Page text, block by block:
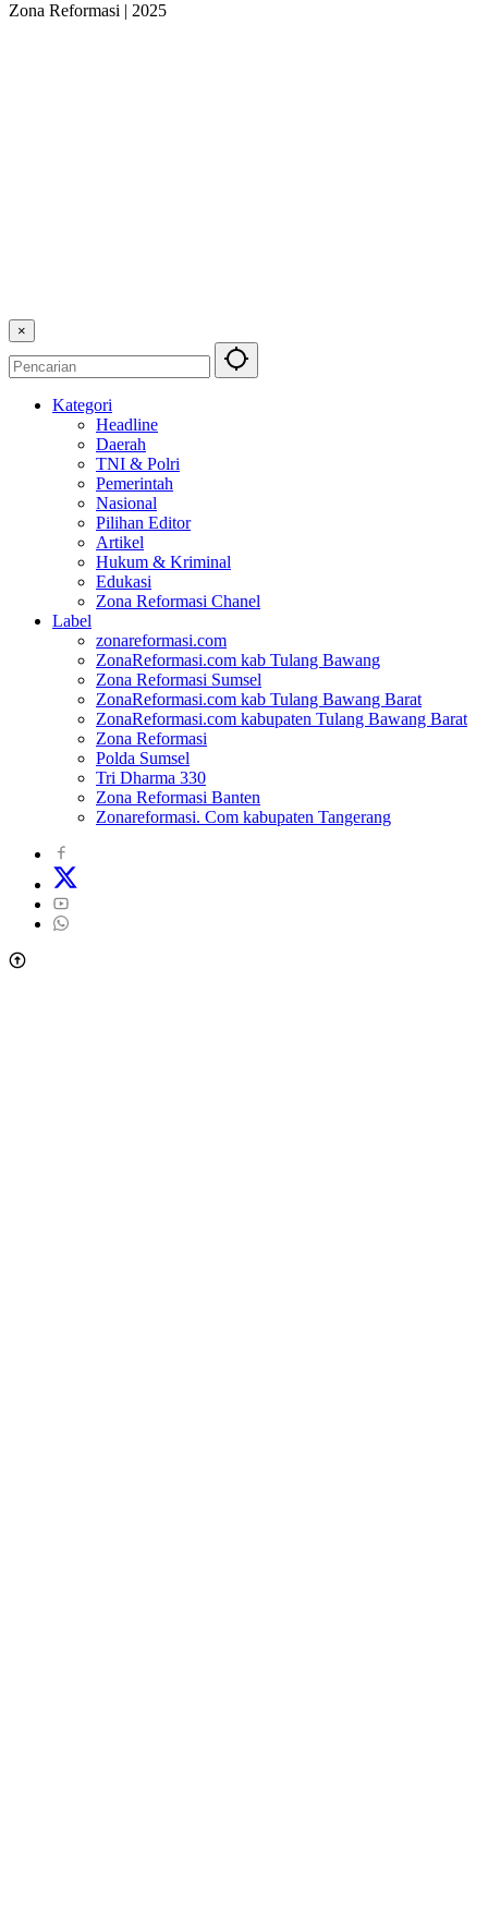
Zona Reformasi | 2025
×
Kategori
Headline
Daerah
TNI & Polri
Pemerintah
Nasional
Pilihan Editor
Artikel
Hukum & Kriminal
Edukasi
Zona Reformasi Chanel
Label
zonareformasi.com
ZonaReformasi.com kab Tulang Bawang
Zona Reformasi Sumsel
ZonaReformasi.com kab Tulang Bawang Barat
ZonaReformasi.com kabupaten Tulang Bawang Barat
Zona Reformasi
Polda Sumsel
Tri Dharma 330
Zona Reformasi Banten
Zonareformasi. Com kabupaten Tangerang